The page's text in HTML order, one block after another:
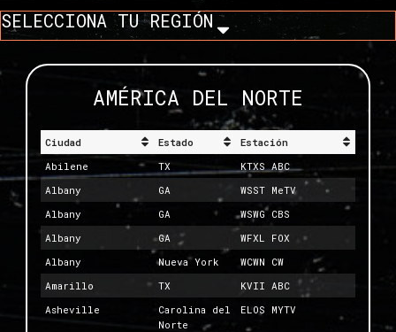
SELECCIONA TU REGIÓN
AMÉRICA DEL NORTE
Ciudad Estado
Estación
Abilene
TX
KTXS ABC
Albany
GA
WSST MeTV
Albany
GA
WSWG CBS
Albany
GA
WFXL FOX
Albany
Nueva York
WCWN CW
Amarillo
TX
KVII ABC
Asheville
Carolina del
Norte
ELOS MYTV